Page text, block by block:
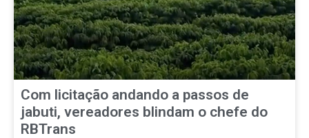
Com licitação andando a passos de
jabuti, vereadores blindam o chefe do
RBTrans